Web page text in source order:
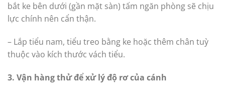
bắt ke bên dưới (gần mặt sàn) tấm ngăn phòng sẽ chịu
lực chính nên cẩn thận.
– Lắp tiểu nam, tiểu treo bằng ke hoặc thêm chân tuỳ
thuộc vào kích thước vách tiểu.
3. Vận hàng thử để xử lý độ rơ của cánh